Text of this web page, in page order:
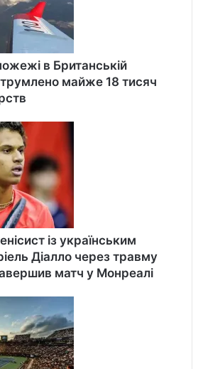
в Британській
майже 18 тисяч
із українським
Діалло через травму
матч у Монреалі